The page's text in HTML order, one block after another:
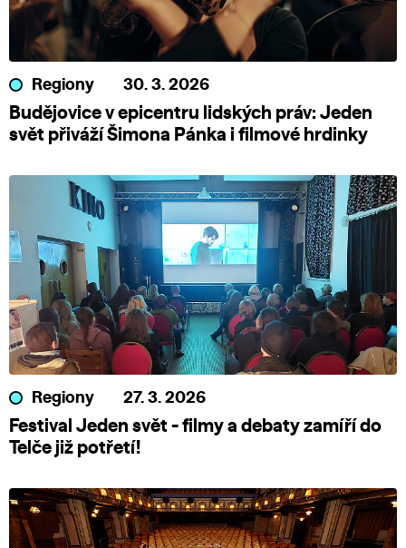
Regiony 30. 3. 2026
Budějovice v epicentru lidských práv: Jeden
svět přiváží Šimona Pánka i filmové hrdinky
Regiony 27. 3. 2026
Festival Jeden svět - filmy a debaty zamíří do
Telče již potřetí!